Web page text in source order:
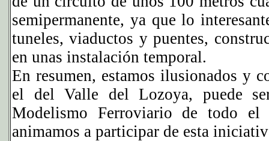
semipermanente, ya que lo
tuneles, viaductos y puentes,
en unas instalación temporal.
En resumen, estamos ilusionados y
el del Valle del Lozoya, puede
Modelismo Ferroviario de todo
animamos a participar de esta